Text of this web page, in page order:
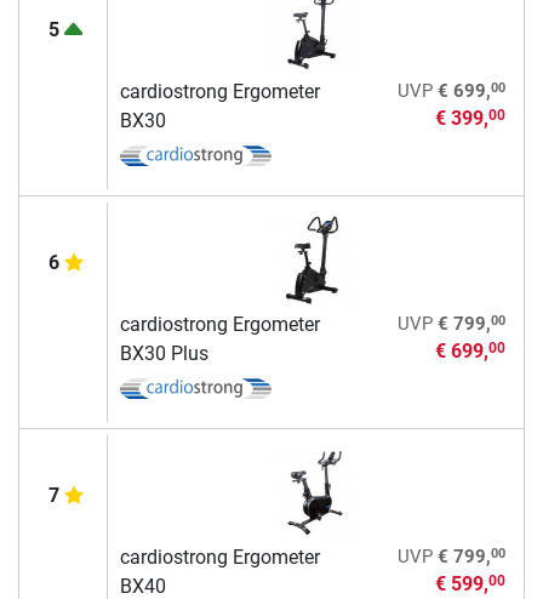
5
cardiostrong Ergometer
BX30
UVP € 699,00
€ 399,00
6
cardiostrong Ergometer
BX30 Plus
UVP € 799,00
€ 699,00
7
cardiostrong Ergometer
BX40
UVP € 799,00
€ 599,00